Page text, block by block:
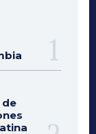
de